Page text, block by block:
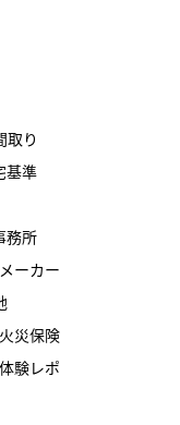
取り
基準
務所
ーカー
火災保険
験レポ